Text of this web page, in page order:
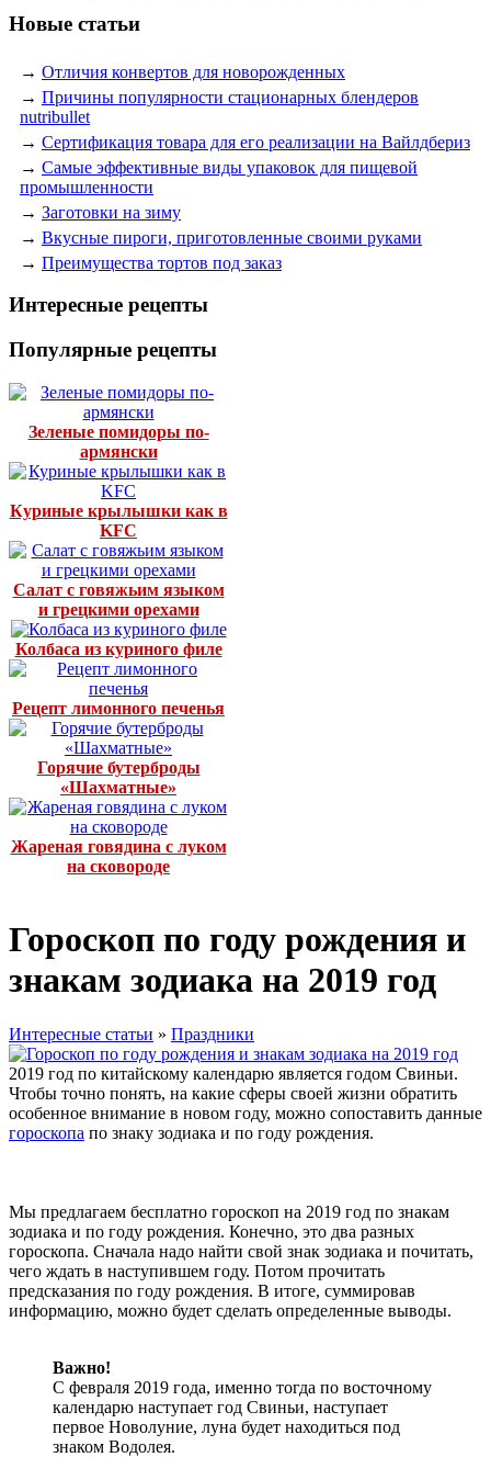
Новые статьи
→ Отличия конвертов для новорожденных
→ Причины популярности стационарных блендеров
nutribullet
→ Сертификация товара для его реализации на Вайлдбериз
→ Самые эффективные виды упаковок для пищевой
промышленности
→ Заготовки на зиму
→ Вкусные пироги, приготовленные своими руками
→ Преимущества тортов под заказ
Интересные рецепты
Популярные рецепты
Зеленые помидоры по-
армянски
Куриные крылышки как в
KFC
Салат с говяжьим языком
и грецкими орехами
Колбаса из куриного филе
Рецепт лимонного печенья
Горячие бутерброды
«Шахматные»
Жареная говядина с луком
на сковороде
Гороскоп по году рождения и
знакам зодиака на 2019 год
Интересные статьи » Праздники
2019 год по китайскому календарю является годом Свиньи.
Чтобы точно понять, на какие сферы своей жизни обратить
особенное внимание в новом году, можно сопоставить данные
гороскопа по знаку зодиака и по году рождения.
Мы предлагаем бесплатно гороскоп на 2019 год по знакам
зодиака и по году рождения. Конечно, это два разных
гороскопа. Сначала надо найти свой знак зодиака и почитать,
чего ждать в наступившем году. Потом прочитать
предсказания по году рождения. В итоге, суммировав
информацию, можно будет сделать определенные выводы.
Важно!
С февраля 2019 года, именно тогда по восточному
календарю наступает год Свиньи, наступает
первое Новолуние, луна будет находиться под
знаком Водолея.